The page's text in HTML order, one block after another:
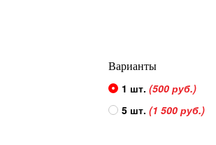
Варианты
1 шт. (500 руб.)
5 шт. (1 500 руб.)